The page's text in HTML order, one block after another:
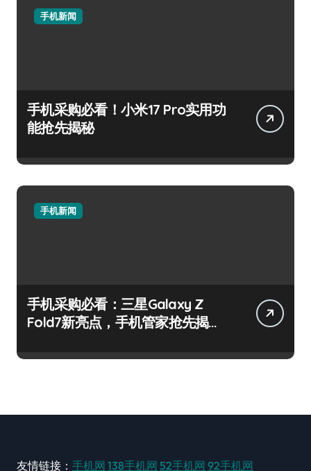
手机新闻
手机采购必看！小米17 Pro实用功
能抢先揭秘
手机新闻
手机采购必看：三星Galaxy Z
Fold7新亮点，手机管家抢先揭
友情链接： 手机网 138手机网 52手机网 92手机网